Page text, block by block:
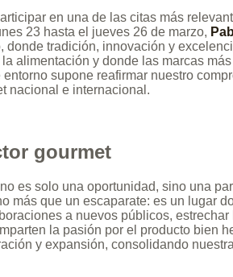
en una de las citas más
23 hasta el jueves 26 de marzo,
donde tradición, innovación y
alimentación y donde las marcas
supone reafirmar nuestro
nacional e internacional.
gourmet
es solo una oportunidad, sino una
más que un escaparate: es un lugar
a nuevos públicos,
la pasión por el producto bien
y expansión, consolidando